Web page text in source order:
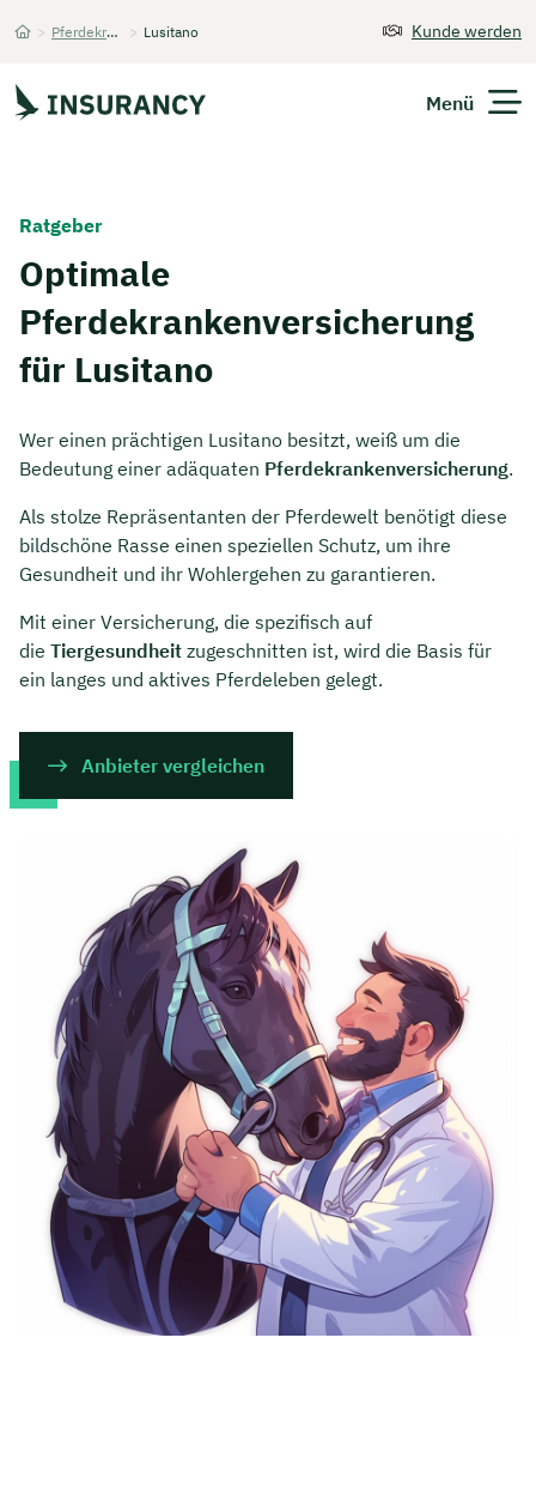
> Pferdekrankenversicherung > Lusitano Kunde werden
Menü
Finanzen
Expats
Über Uns
Kontakt
Ratgeber
Optimale
Pferdekrankenversicherung
für Lusitano
Wer einen prächtigen Lusitano besitzt, weiß um die
Bedeutung einer adäquaten Pferdekrankenversicherung.
Als stolze Repräsentanten der Pferdewelt benötigt diese
bildschöne Rasse einen speziellen Schutz, um ihre
Gesundheit und ihr Wohlergehen zu garantieren.
Mit einer Versicherung, die spezifisch auf
die Tiergesundheit zugeschnitten ist, wird die Basis für
ein langes und aktives Pferdeleben gelegt.
Anbieter vergleichen